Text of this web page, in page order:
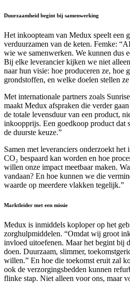
Duurzaamheid begint bij samenwerking
Het inkoopteam van Medux speelt een
verduurzamen van de keten. Femke:
wie we samenwerken. We kunnen dus
Bij elke leverancier kijken we niet
naar hun visie: hoe produceren ze, hoe
grondstoffen, en welke doelen stellen
Met internationale partners zoals
maakt Medux afspraken die verder
de totale levensduur van een product,
inkoopprijs. Een goedkoop product dat
de duurste keuze.”
Samen met leveranciers onderzoekt het
CO₂ bespaard kan worden en hoe
willen onze impact meetbaar maken.
vandaan? En hoe kunnen we die
waarde op meerdere vlakken tegelijk.”
Marktleider met een missie
Medux is inmiddels koploper op het
zorghulpmiddelen. “Omdat wij groot
invloed uitoefenen. Maar het begint bij
doen. Duurzaam, slimmer,
willen.” En hoe die toekomst eruit zal
ook de verzorgingsbedden kunnen
flinke stap. Niet alleen voor ons, maar